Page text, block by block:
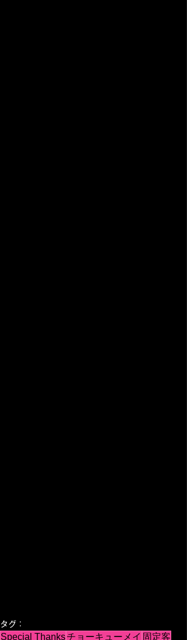
タグ：
Special Thanksチョーキューメイ 固定客